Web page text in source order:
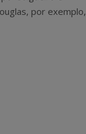
por exemplo,